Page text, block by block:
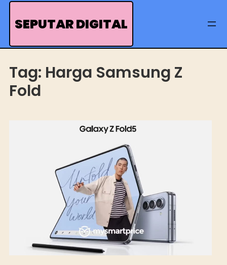
Skip
SEPUTAR DIGITAL
Tag: Harga Samsung Z
Fold